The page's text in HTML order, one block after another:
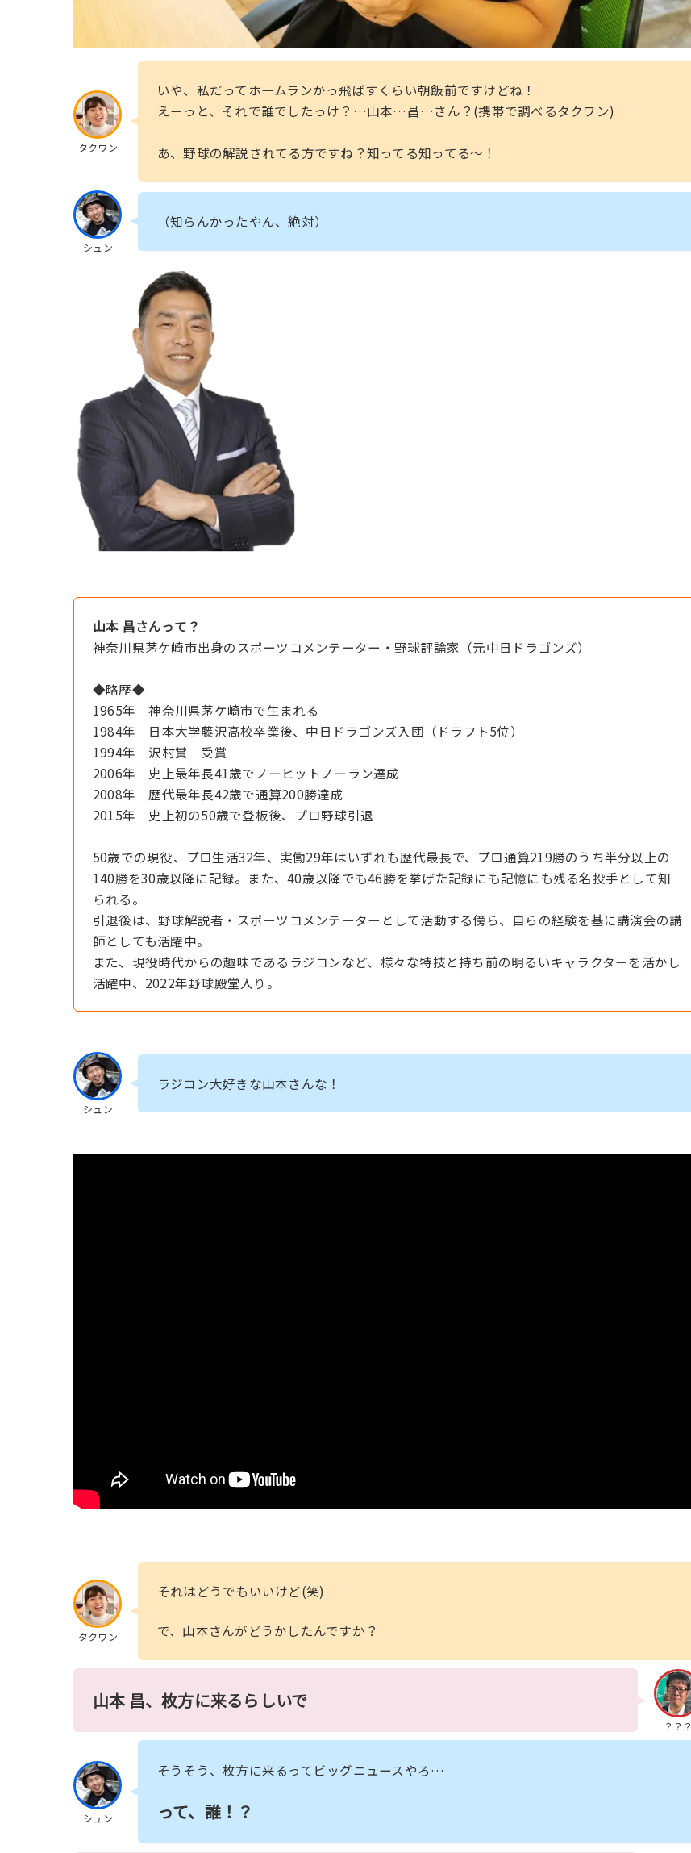
タクワン
いや、私だってホームランかっ飛ばすくらい朝飯前ですけどね！
えーっと、それで誰でしたっけ？…山本…昌…さん？(携帯で調べるタクワン)
あ、野球の解説されてる方ですね？知ってる知ってる〜！
シュン
（知らんかったやん、絶対）
山本 昌さんって？
神奈川県茅ケ崎市出身のスポーツコメンテーター・野球評論家（元中日ドラゴンズ）
◆略歴◆
1965年 神奈川県茅ケ崎市で生まれる
1984年 日本大学藤沢高校卒業後、中日ドラゴンズ入団（ドラフト5位）
1994年 沢村賞 受賞
2006年 史上最年長41歳でノーヒットノーラン達成
2008年 歴代最年長42歳で通算200勝達成
2015年 史上初の50歳で登板後、プロ野球引退
50歳での現役、プロ生活32年、実働29年はいずれも歴代最長で、プロ通算219勝のうち半分以上の
140勝を30歳以降に記録。また、40歳以降でも46勝を挙げた記録にも記憶にも残る名投手として知
られる。
引退後は、野球解説者・スポーツコメンテーターとして活動する傍ら、自らの経験を基に講演会の講
師としても活躍中。
また、現役時代からの趣味であるラジコンなど、様々な特技と持ち前の明るいキャラクターを活かし
活躍中、2022年野球殿堂入り。
シュン
ラジコン大好きな山本さんな！
タクワン
それはどうでもいいけど(笑)
で、山本さんがどうかしたんですか？
？？？
山本 昌、枚方に来るらしいで
シュン
そうそう、枚方に来るってビッグニュースやろ…
って、誰！？